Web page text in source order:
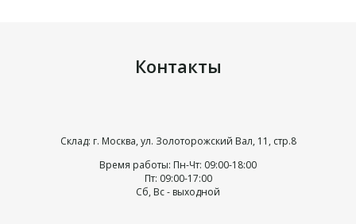
Контакты
Склад: г. Москва, ул. Золоторожский Вал, 11, стр.8
Время работы: Пн-Чт: 09:00-18:00
Пт: 09:00-17:00
Сб, Вс - выходной